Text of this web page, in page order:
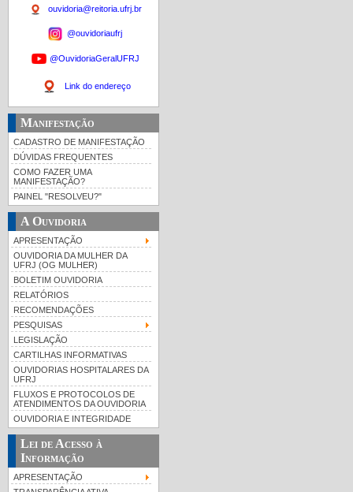
ouvidoria@reitoria.ufrj.br
@ouvidoriaufrj
@OuvidoriaGeralUFRJ
Link do endereço
Manifestação
CADASTRO DE MANIFESTAÇÃO
DÚVIDAS FREQUENTES
COMO FAZER UMA
MANIFESTAÇÃO?
PAINEL "RESOLVEU?"
A Ouvidoria
APRESENTAÇÃO
OUVIDORIA DA MULHER DA
UFRJ (OG MULHER)
BOLETIM OUVIDORIA
RELATÓRIOS
RECOMENDAÇÕES
PESQUISAS
LEGISLAÇÃO
CARTILHAS INFORMATIVAS
OUVIDORIAS HOSPITALARES DA
UFRJ
FLUXOS E PROTOCOLOS DE
ATENDIMENTOS DA OUVIDORIA
OUVIDORIA E INTEGRIDADE
Lei de Acesso à
Informação
APRESENTAÇÃO